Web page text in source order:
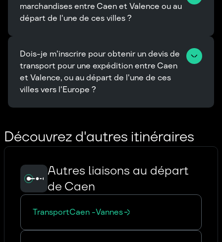
marchandises entre Caen et Valence ou au
départ de l'une de ces villes ?
Dois-je m'inscrire pour obtenir un devis de
transport pour une expédition entre Caen
et Valence, ou au départ de l'une de ces
villes vers l'Europe ?
Découvrez d'autres itinéraires
Autres liaisons au départ
de Caen
TransportCaen -Vannes